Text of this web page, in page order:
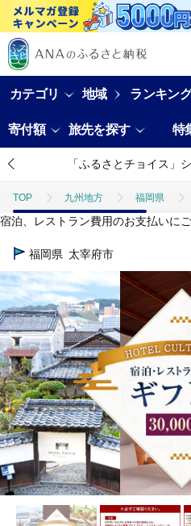
カテゴリ 地域 ランキン
寄付額 旅先を探す 特
「ふるさとチョイス」
TOP 九州地方 福岡県
TOP 旅行・宿泊・体験
TOP 旅行・宿泊・体験
TOP 旅行・宿泊・体験 体
TOP 旅行・宿泊・体験 体
宿泊、レストラン費用のお支払いに
福岡県 太宰府市